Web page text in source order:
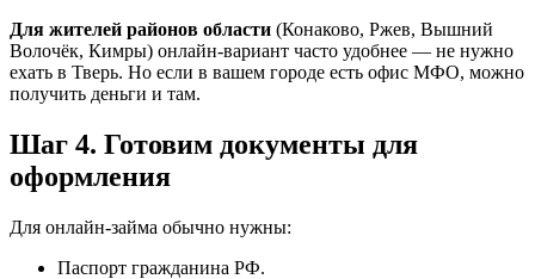
Для жителей районов области (Конаково, Ржев, Вышний
Волочёк, Кимры) онлайн-вариант часто удобнее — не нужно
ехать в Тверь. Но если в вашем городе есть офис МФО, можно
получить деньги и там.
Шаг 4. Готовим документы для
оформления
Для онлайн-займа обычно нужны:
Паспорт гражданина РФ.